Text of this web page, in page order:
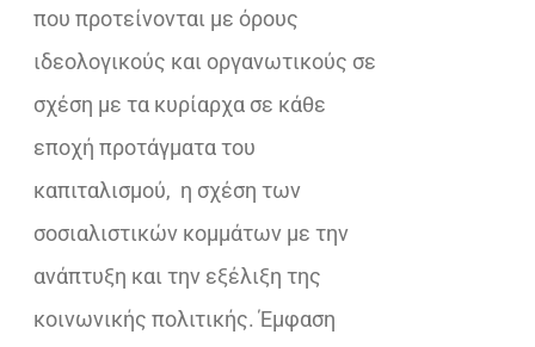
που προτείνονται με όρους
ιδεολογικούς και οργανωτικούς σε
σχέση με τα κυρίαρχα σε κάθε
εποχή προτάγματα του
καπιταλισμού, η σχέση των
σοσιαλιστικών κομμάτων με την
ανάπτυξη και την εξέλιξη της
κοινωνικής πολιτικής. Έμφαση